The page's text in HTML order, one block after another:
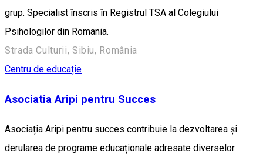
grup. Specialist înscris în Registrul TSA al Colegiului
Psihologilor din Romania.
Strada Culturii, Sibiu, România
Centru de educație
Asociatia Aripi pentru Succes
Asociația Aripi pentru succes contribuie la dezvoltarea și
derularea de programe educaționale adresate diverselor